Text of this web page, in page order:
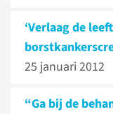
‘Verlaag de
25 januari 2012
“Ga bij de